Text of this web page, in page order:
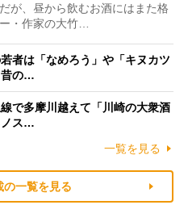
が、昼から飲むお酒にはまた格
・作家の大竹…
者は「なめろう」や「キヌカツ
昔の…
で多摩川越えて「川崎の大衆酒
ノス…
一覧を見る
の一覧を見る